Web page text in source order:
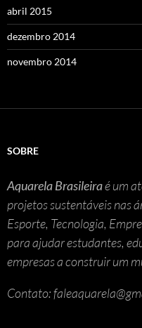
abril 2015
dezembro 2014
novembro 2014
SOBRE
Aquarela Brasileiraé um
projetos sustentáveis nas
Esporte, Tecnologia,
para ajudar estudantes,
empresas a construir um
Contato: